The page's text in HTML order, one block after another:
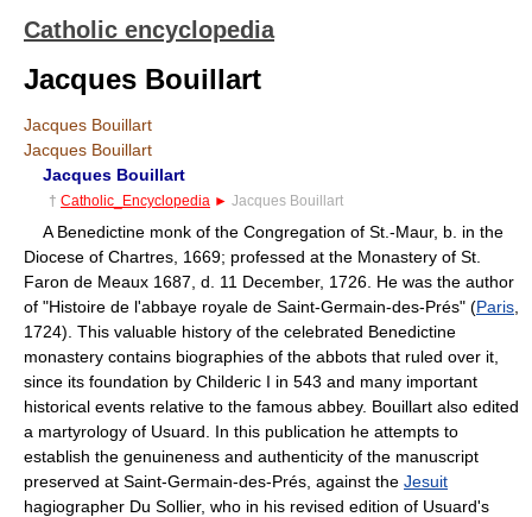
Catholic encyclopedia
Jacques Bouillart
Jacques Bouillart
Jacques Bouillart
Jacques Bouillart
† Catholic_Encyclopedia ► Jacques Bouillart
A Benedictine monk of the Congregation of St.-Maur, b. in the
Diocese of Chartres, 1669; professed at the Monastery of St.
Faron de Meaux 1687, d. 11 December, 1726. He was the author
of "Histoire de l'abbaye royale de Saint-Germain-des-Prés" (Paris
1724). This valuable history of the celebrated Benedictine
monastery contains biographies of the abbots that ruled over it,
since its foundation by Childeric I in 543 and many important
historical events relative to the famous abbey. Bouillart also edited
a martyrology of Usuard. In this publication he attempts to
establish the genuineness and authenticity of the manuscript
preserved at Saint-Germain-des-Prés, against the Jesuit
hagiographer Du Sollier, who in his revised edition of Usuard's